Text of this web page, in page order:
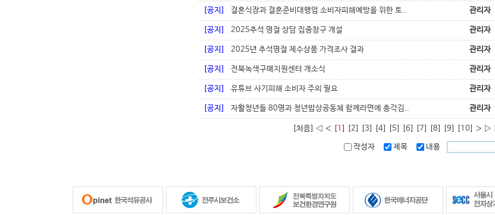
[공지] 결혼식장과 결혼준비대행업 소비자피해예방을 위한 토.. 관리자
[공지] 2025추석 명절 상담 집중창구 개설 관리자
[공지] 2025년 추석명절 제수상품 가격조사 결과 관리자
[공지] 전북녹색구매지원센터 개소식 관리자
[공지] 유튜브 사기피해 소비자 주의 필요 관리자
[공지] 자활청년들 80명과 청년밥상공동체 함께라면에 총각김.. 관리자
[처음] ◁ ＜ [ 1 [2] [3] [4] [5] [6] [7] [8] [9] [10] ＞ ▷
작성자 제목 내용